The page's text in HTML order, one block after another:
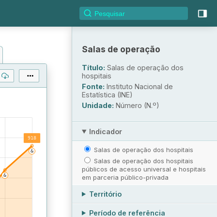
Salas de operação
Título: Salas de operação dos
hospitais
Fonte: Instituto Nacional de
Estatística (INE)
Unidade: Número (N.º)
Indicador
Salas de operação dos hospitais
Salas de operação dos hospitais
públicos de acesso universal e hospitais
em parceria público-privada
Território
Período de referência